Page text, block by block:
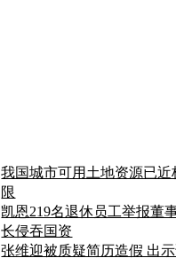
我国城市可用土地资源已近
限
凯恩219名退休员工举报董
长侵吞国资
张维迎被质疑简历造假 出